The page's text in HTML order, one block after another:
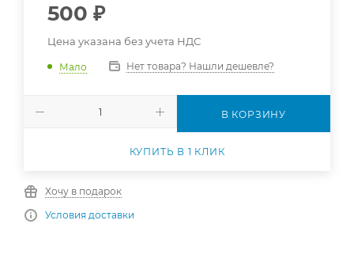
500 ₽
Цена указана без учета НДС
Мало Нет товара? Нашли дешевле?
В КОРЗИНУ
КУПИТЬ В 1 КЛИК
Хочу в подарок
Условия доставки